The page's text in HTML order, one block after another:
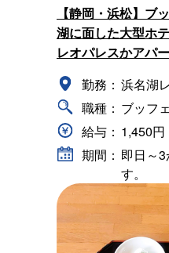
【静岡・浜松】ブ
湖に面した大型ホ
レオパレスかアパ
勤務： 浜名湖
職種： ブッフ
給与： 1,450円
期間： 即日～
す。